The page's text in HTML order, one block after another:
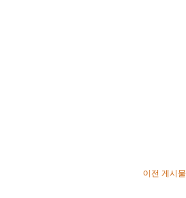
이전 게시물